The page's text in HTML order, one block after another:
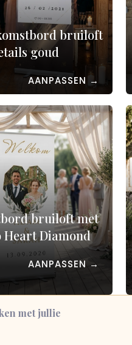
bruiloft
goud
AANPASSEN →
bruiloft met
Heart Diamond
AANPASSEN →
met jullie